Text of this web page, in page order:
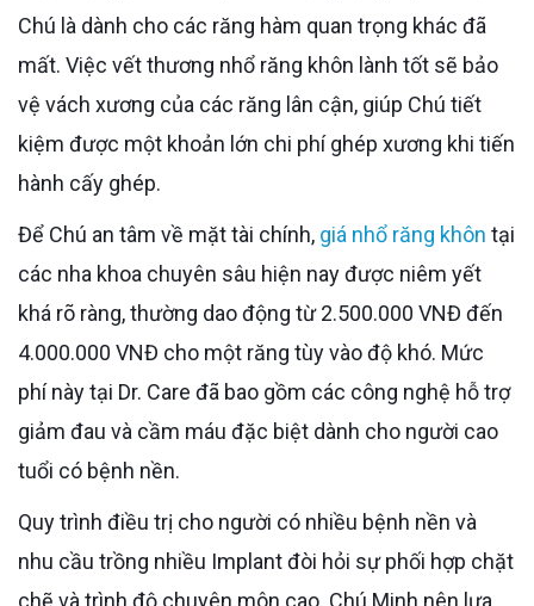
Chú là dành cho các răng hàm quan trọng khác đã
mất. Việc vết thương nhổ răng khôn lành tốt sẽ bảo
vệ vách xương của các răng lân cận, giúp Chú tiết
kiệm được một khoản lớn chi phí ghép xương khi tiến
hành cấy ghép.
Để Chú an tâm về mặt tài chính, giá nhổ răng khôn tại
các nha khoa chuyên sâu hiện nay được niêm yết
khá rõ ràng, thường dao động từ 2.500.000 VNĐ đến
4.000.000 VNĐ cho một răng tùy vào độ khó. Mức
phí này tại Dr. Care đã bao gồm các công nghệ hỗ trợ
giảm đau và cầm máu đặc biệt dành cho người cao
tuổi có bệnh nền.
Quy trình điều trị cho người có nhiều bệnh nền và
nhu cầu trồng nhiều Implant đòi hỏi sự phối hợp chặt
chẽ và trình độ chuyên môn cao. Chú Minh nên lựa